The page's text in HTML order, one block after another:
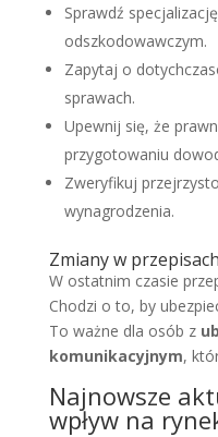
Sprawdź
odszkodowawczym.
Zapytaj o
sprawach.
Upewnij się, że
przygotowaniu
Zweryfikuj
wynagrodzenia.
Zmiany w
W ostatnim czasie
Chodzi o to, by
To ważne dla osób z
komunikacyjnym,
Najnowsze
wpływ na